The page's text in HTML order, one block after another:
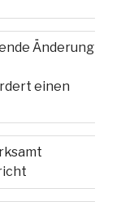
Änderung
einen